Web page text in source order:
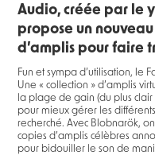
Audio, créée par le
propose un
d’amplis pour faire
Fun et sympa d’utilisation, le
Une « collection » d’amplis
la plage de gain (du plus clair
pour mieux gérer les
recherché. Avec Blobnarök,
copies d’amplis célèbres
pour bidouiller le son de